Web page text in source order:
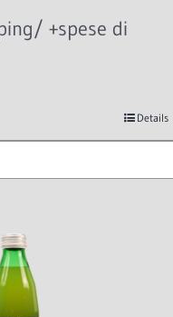
+spese di
Details